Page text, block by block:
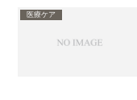
医療ケア